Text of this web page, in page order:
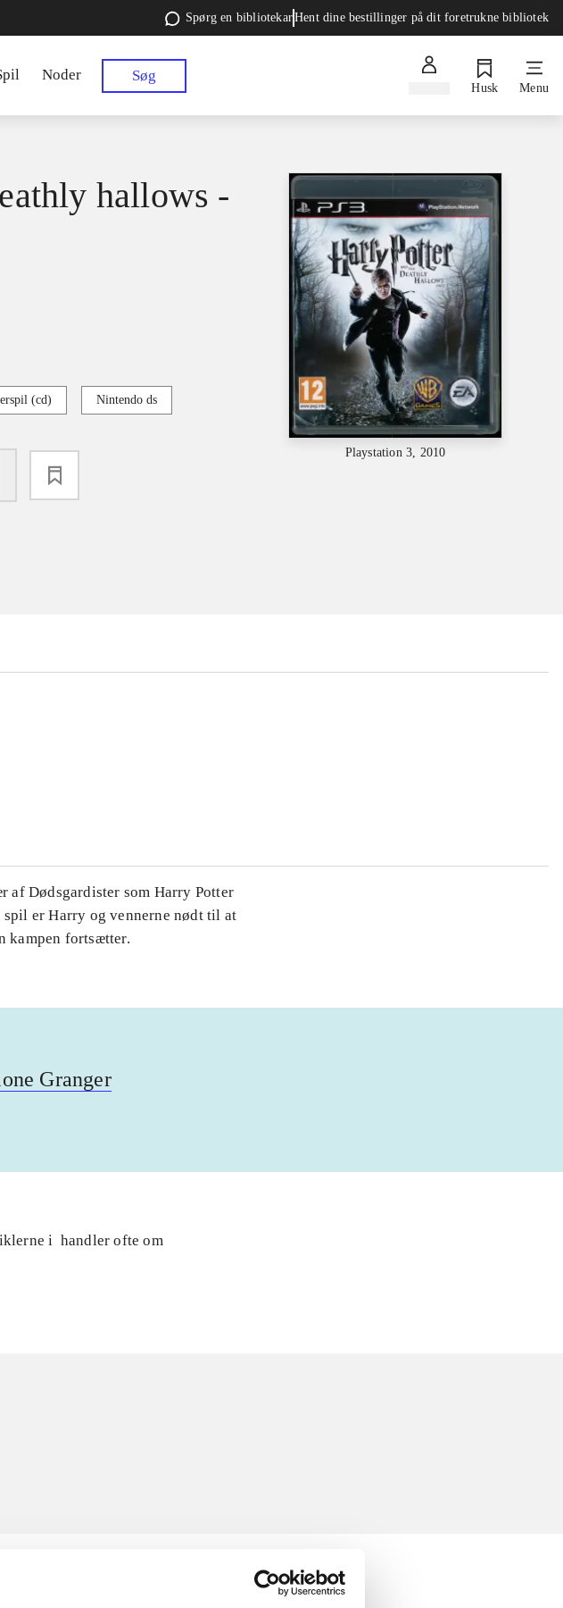
Spørg en bibliotekarHent dine bestillinger på dit foretrukne bibliotek
Noder Søg
Husk Menu
Playstation 3, 2010
hallows -
(cd) Nintendo ds
af Dødsgardister som Harry Potter
er Harry og vennerne nødt til at
kampen fortsætter.
Granger
i handler ofte om